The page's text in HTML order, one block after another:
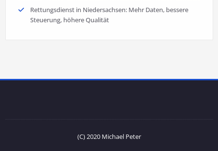
Rettungsdienst in Niedersachsen: Mehr Daten, bessere
Steuerung, höhere Qualität
(C) 2020 Michael Peter